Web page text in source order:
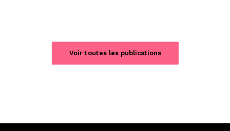
Voir toutes les publications